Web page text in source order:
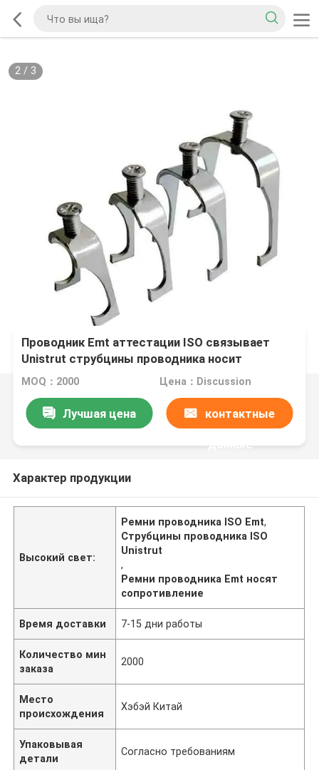
2/ 3
Проводник Emt аттестации ISO связывает
Unistrut струбцины проводника носит
сопротивление
MOQ：2000 Цена：Discussion
Лучшая цена контактные
данные
Характер продукции
Высокий свет:
Ремни проводника ISO Emt,
Струбцины проводника ISO
Unistrut
,
Ремни проводника Emt носят
сопротивление
Время доставки 7-15 дни работы
Количество мин
заказа
2000
Место
происхождения
Хэбэй Китай
Упаковывая
детали
Согласно требованиям